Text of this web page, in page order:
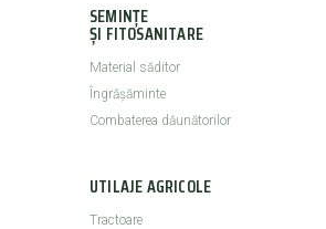
SEMINȚE
ȘI FITOSANITARE
Material săditor
Îngrășăminte
Combaterea dăunătorilor
UTILAJE AGRICOLE
Tractoare